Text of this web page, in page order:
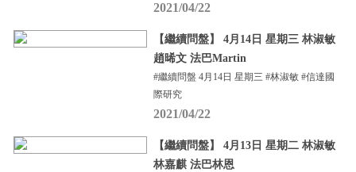
2021/04/22
【繼續問盤】 4月14日 星期三 林淑敏
趙晞文 法巴Martin
#繼續問盤 4月14日 星期三 #林淑敏 #信達國
際研究
2021/04/22
【繼續問盤】 4月13日 星期二 林淑敏
林嘉麒 法巴林恩